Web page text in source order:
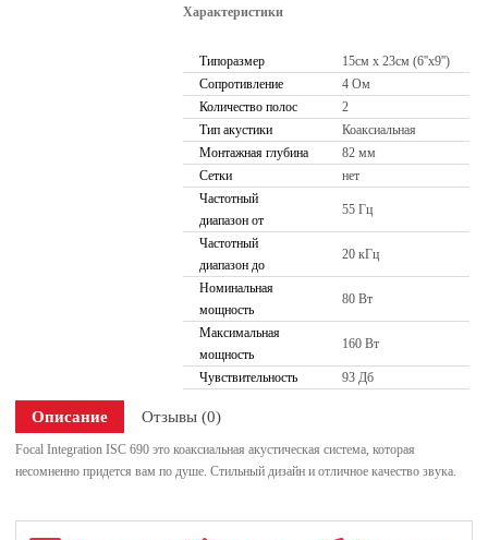
Характеристики
Типоразмер
15см x 23см (6''x9'')
Сопротивление
4 Ом
Количество полос
2
Тип акустики
Коаксиальная
Монтажная глубина
82 мм
Сетки
нет
Частотный
диапазон от
55 Гц
Частотный
диапазон до
20 кГц
Номинальная
мощность
80 Вт
Максимальная
мощность
160 Вт
Чувствительность 93 Дб
Описание Отзывы (0)
Focal Integration ISC 690 это коаксиальная акустическая система, которая
несомненно придется вам по душе. Стильный дизайн и отличное качество звука.